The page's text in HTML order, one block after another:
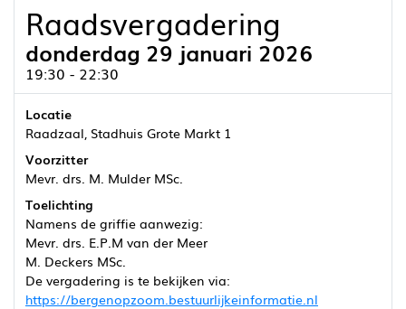
Raadsvergadering
donderdag 29 januari 2026
19:30 - 22:30
Locatie
Raadzaal, Stadhuis Grote Markt 1
Voorzitter
Mevr. drs. M. Mulder MSc.
Toelichting
Namens de griffie aanwezig:
Mevr. drs. E.P.M van der Meer
M. Deckers MSc.
De vergadering is te bekijken via:
https://bergenopzoom.bestuurlijkeinformatie.nl